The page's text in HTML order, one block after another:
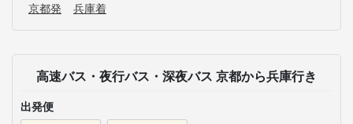
京都発 兵庫着
高速バス・夜行バス・深夜バス 京都から兵庫行き
出発便